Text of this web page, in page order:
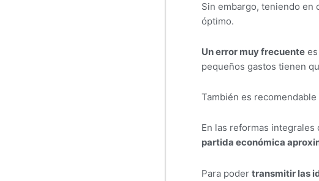
Sin embargo, teniendo
óptimo.
Un error muy frecuentees
pequeños gastos tienen
También es recomendable
En las reformas
partida económica
Para poder transmitir las